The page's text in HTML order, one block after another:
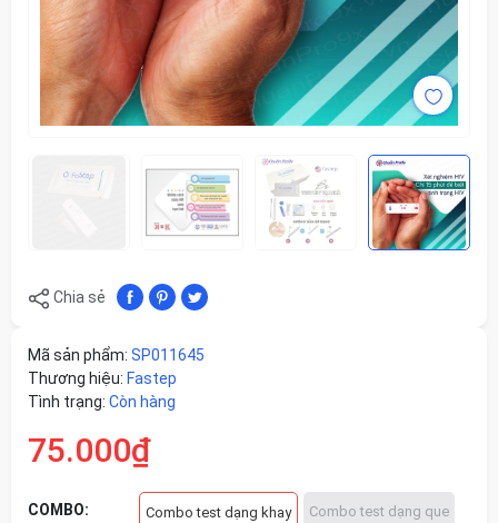
Chia sẻ
Mã sản phẩm: SP011645
Thương hiệu: Fastep
Tình trạng: Còn hàng
75.000₫
COMBO: Combo test dạng khay Combo test dạng que